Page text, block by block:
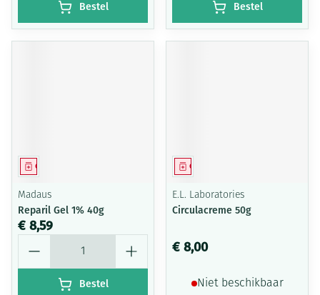
Bestel Bestel
Geneesmiddel
Madaus
Reparil Gel 1% 40g
€ 8,59
Bestel
Geneesmiddel
E.L. Laboratories
Circulacreme 50g
€ 8,00
Niet beschikbaar